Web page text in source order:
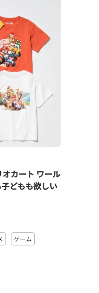
カート ワール
どもも欲しい
ゲーム